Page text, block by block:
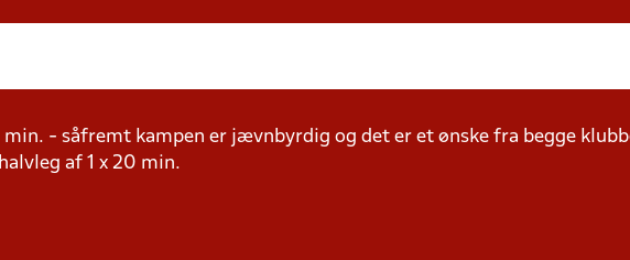
min. - såfremt kampen er jævnbyrdig og det er et ønske fra begge
af 1 x 20 min.